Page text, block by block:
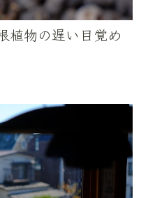
植物の遅い目覚め